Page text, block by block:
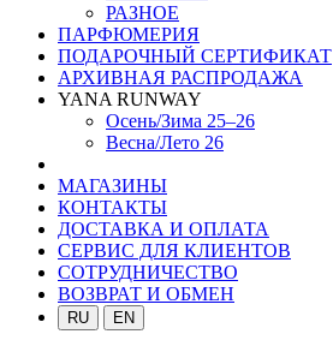
РАЗНОЕ
ПАРФЮМЕРИЯ
ПОДАРОЧНЫЙ СЕРТИФИКАТ
АРХИВНАЯ РАСПРОДАЖА
YANA RUNWAY
Осень/Зима 25–26
Весна/Лето 26
МАГАЗИНЫ
КОНТАКТЫ
ДОСТАВКА И ОПЛАТА
СЕРВИС ДЛЯ КЛИЕНТОВ
СОТРУДНИЧЕСТВО
ВОЗВРАТ И ОБМЕН
RU EN